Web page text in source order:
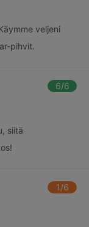
veljeni
pihvit.
6/6
siitä
1/6